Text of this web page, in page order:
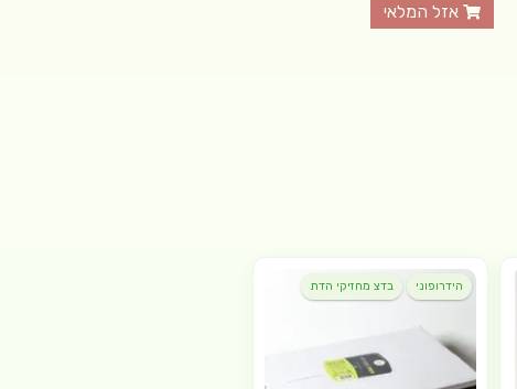
אזל המלאי
הידרופוני בדצ מחזיקי הדת